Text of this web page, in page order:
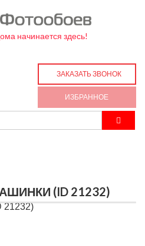
начинается здесь!
ЗАКАЗАТЬ ЗВОНОК
ИЗБРАННОЕ
(ID 21232)